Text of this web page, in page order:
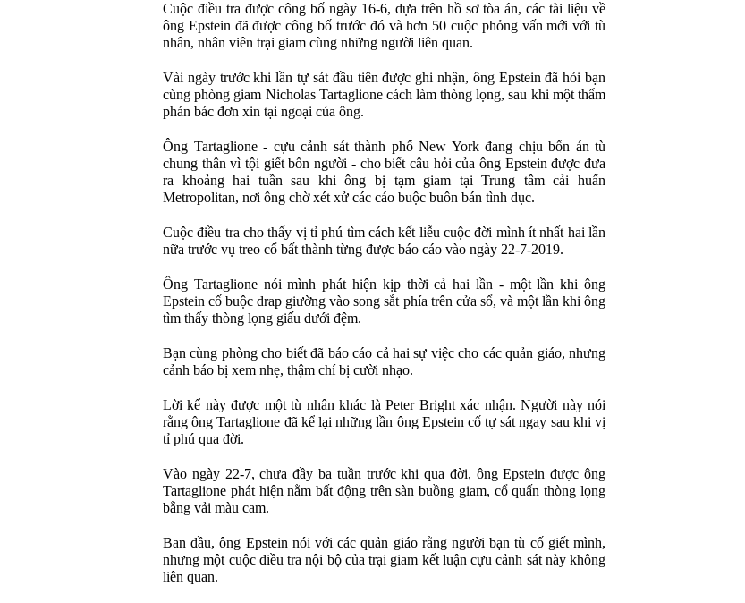
Cuộc điều tra được công bố ngày 16-6, dựa trên hồ sơ tòa án, các tài liệu về
ông Epstein đã được công bố trước đó và hơn 50 cuộc phỏng vấn mới với tù
nhân, nhân viên trại giam cùng những người liên quan.
Vài ngày trước khi lần tự sát đầu tiên được ghi nhận, ông Epstein đã hỏi bạn
cùng phòng giam Nicholas Tartaglione cách làm thòng lọng, sau khi một thẩm
phán bác đơn xin tại ngoại của ông.
Ông Tartaglione - cựu cảnh sát thành phố New York đang chịu bốn án tù
chung thân vì tội giết bốn người - cho biết câu hỏi của ông Epstein được đưa
ra khoảng hai tuần sau khi ông bị tạm giam tại Trung tâm cải huấn
Metropolitan, nơi ông chờ xét xử các cáo buộc buôn bán tình dục.
Cuộc điều tra cho thấy vị tỉ phú tìm cách kết liễu cuộc đời mình ít nhất hai lần
nữa trước vụ treo cổ bất thành từng được báo cáo vào ngày 22-7-2019.
Ông Tartaglione nói mình phát hiện kịp thời cả hai lần - một lần khi ông
Epstein cố buộc drap giường vào song sắt phía trên cửa sổ, và một lần khi ông
tìm thấy thòng lọng giấu dưới đệm.
Bạn cùng phòng cho biết đã báo cáo cả hai sự việc cho các quản giáo, nhưng
cảnh báo bị xem nhẹ, thậm chí bị cười nhạo.
Lời kể này được một tù nhân khác là Peter Bright xác nhận. Người này nói
rằng ông Tartaglione đã kể lại những lần ông Epstein cố tự sát ngay sau khi vị
tỉ phú qua đời.
Vào ngày 22-7, chưa đầy ba tuần trước khi qua đời, ông Epstein được ông
Tartaglione phát hiện nằm bất động trên sàn buồng giam, cổ quấn thòng lọng
bằng vải màu cam.
Ban đầu, ông Epstein nói với các quản giáo rằng người bạn tù cố giết mình,
nhưng một cuộc điều tra nội bộ của trại giam kết luận cựu cảnh sát này không
liên quan.